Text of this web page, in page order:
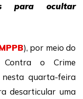
para ocultar
), por meio do
Contra o Crime
nesta quarta-feira
desarticular uma